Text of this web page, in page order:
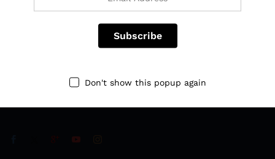
Fale Conosco
Ligue para nós 24 horas por dia, 7 dias por semana
Augustinópolis Tocantins
Don't show this popup again